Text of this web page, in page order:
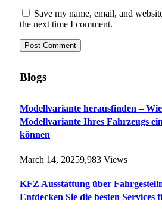
Save my name, email, and
the next time I comment.
Blogs
Modellvariante herausfinden –
Modellvariante Ihres Fahrzeugs
können
March 14, 20259,983 Views
KFZ Ausstattung über
Entdecken Sie die besten